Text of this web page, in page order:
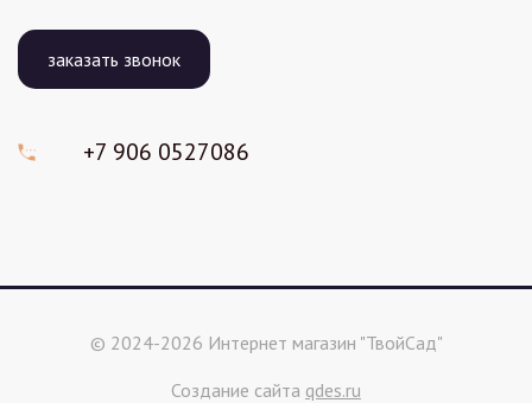
заказать звонок
+7 906 0527086
© 2024-2026 Интернет магазин "ТвойСад"
Создание сайта qdes.ru